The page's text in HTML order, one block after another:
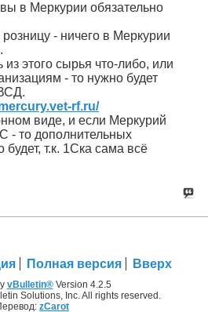
в Меркурии обязательно
- ничего в Меркурии
этого сырья что-либо, или
- то нужно будет
rf.ru/
виде, и если Меркурий
- то дополнительных
т.к. 1Ска сама всё
Полная версия Вверх
vBulletin®Version 4.2.5
Solutions, Inc. All rights reserved.
zCarot